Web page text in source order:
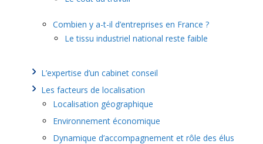
Combien y a-t-il d’entreprises en France ?
Le tissu industriel national reste faible
L’expertise d’un cabinet conseil
Les facteurs de localisation
Localisation géographique
Environnement économique
Dynamique d’accompagnement et rôle des élus